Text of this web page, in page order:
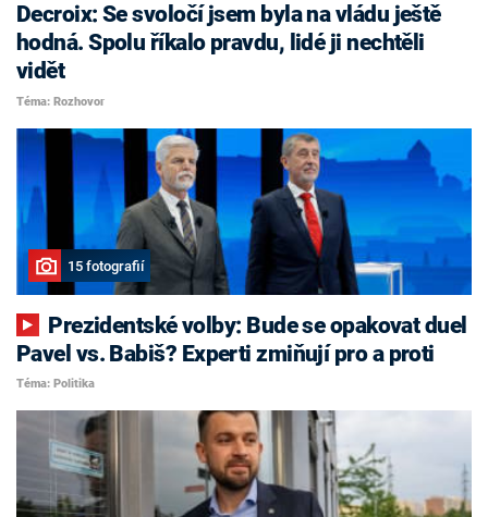
Decroix: Se svoločí jsem byla na vládu ještě
hodná. Spolu říkalo pravdu, lidé ji nechtěli
vidět
Téma: Rozhovor
15 fotografií
Pavel vs. Babiš? Experti zmiňují pro a proti
Téma: Politika